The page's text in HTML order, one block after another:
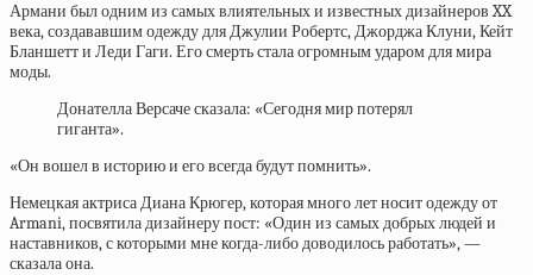
Армани был одним из самых влиятельных и известных дизайнеров XX
века, создававшим одежду для Джулии Робертс, Джорджа Клуни, Кейт
Бланшетт и Леди Гаги. Его смерть стала огромным ударом для мира
моды.
Донателла Версаче сказала: «Сегодня мир потерял
гиганта».
«Он вошел в историю и его всегда будут помнить».
Немецкая актриса Диана Крюгер, которая много лет носит одежду от
Armani, посвятила дизайнеру пост: «Один из самых добрых людей и
наставников, с которыми мне когда-либо доводилось работать», —
сказала она.